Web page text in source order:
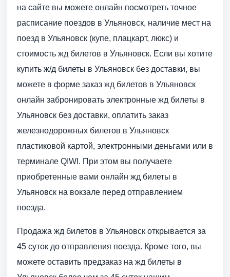
на сайте вы можете онлайн посмотреть точное
расписание поездов в Ульяновск, наличие мест на
поезд в Ульяновск (купе, плацкарт, люкс) и
стоимость жд билетов в Ульяновск. Если вы хотите
купить ж/д билеты в Ульяновск без доставки, вы
можете в форме заказ жд билетов в Ульяновск
онлайн забронировать электронные жд билеты в
Ульяновск без доставки, оплатить заказ
железнодорожных билетов в Ульяновск
пластиковой картой, электронными деньгами или в
терминале QIWI. При этом вы получаете
приобретенные вами онлайн жд билеты в
Ульяновск на вокзале перед отправлением
поезда.
Продажа жд билетов в Ульяновск открывается за
45 суток до отправления поезда. Кроме того, вы
можете оставить предзаказ на жд билеты в